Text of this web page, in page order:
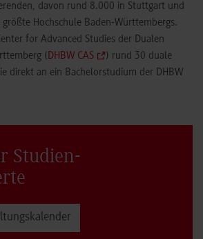
davon rund 8.000 in Stuttgart und
Hochschule Baden-Württembergs.
for Advanced Studies der Dualen
(DHBW CAS
) rund 30 duale
direkt an ein Bachelorstudium der DHBW
Studien­